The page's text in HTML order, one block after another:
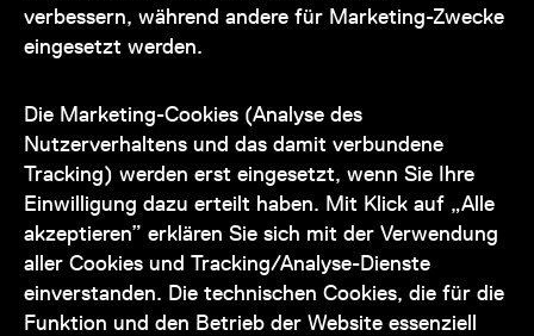
verbessern, während andere für Marketing-Zwecke
eingesetzt werden.
Die Marketing-Cookies (Analyse des
Nutzerverhaltens und das damit verbundene
Tracking) werden erst eingesetzt, wenn Sie Ihre
Einwilligung dazu erteilt haben. Mit Klick auf „Alle
akzeptieren” erklären Sie sich mit der Verwendung
aller Cookies und Tracking/Analyse-Dienste
einverstanden. Die technischen Cookies, die für die
Funktion und den Betrieb der Website essenziell
zu den Öffnungszeiten des Museums
auch telefonisch zur Verfügung:
+43 1 505 87 47 85173
service@wienmuseum.at